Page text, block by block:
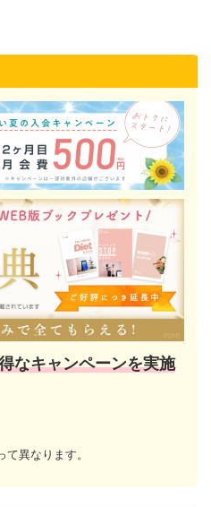
なキャンペーンを実施
異なります。